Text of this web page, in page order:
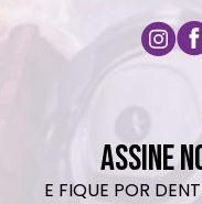
ASSINE
E FIQUE POR